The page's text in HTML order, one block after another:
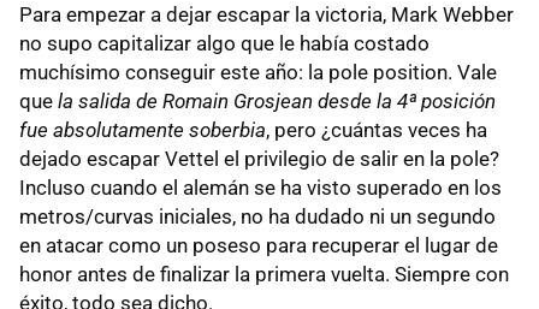
Para empezar a dejar escapar la victoria, Mark Webber
no supo capitalizar algo que le había costado
muchísimo conseguir este año: la pole position. Vale
que la salida de Romain Grosjean desde la 4ª posición
fue absolutamente soberbia, pero ¿cuántas veces ha
dejado escapar Vettel el privilegio de salir en la pole?
Incluso cuando el alemán se ha visto superado en los
metros/curvas iniciales, no ha dudado ni un segundo
en atacar como un poseso para recuperar el lugar de
honor antes de finalizar la primera vuelta. Siempre con
éxito, todo sea dicho.